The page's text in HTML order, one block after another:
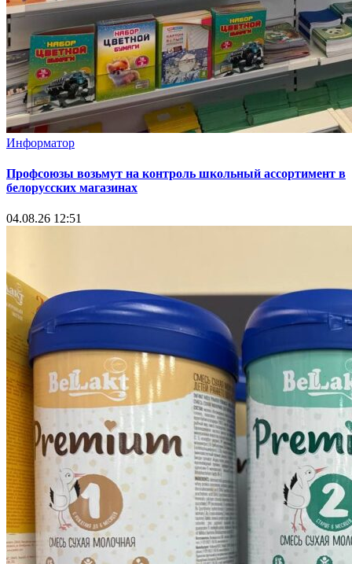
Информатор
Профсоюзы возьмут на контроль школьный ассортимент в
белорусских магазинах
04.08.26 12:51